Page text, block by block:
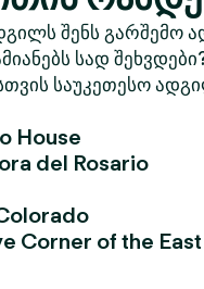
შენს გარშემო
სად
საუკეთესო
House
del Rosario
Corner of the East